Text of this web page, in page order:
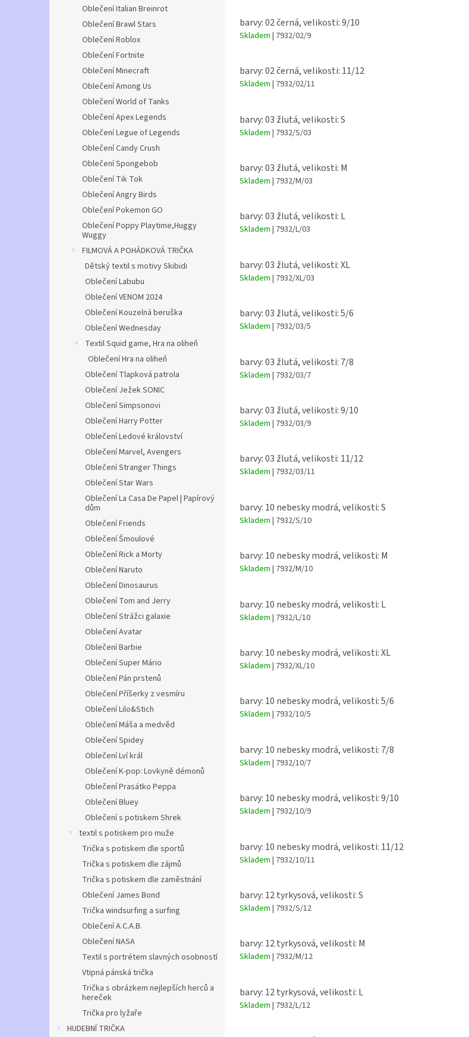
Oblečení Italian Breinrot
Oblečení Brawl Stars
Oblečení Roblox
Oblečení Fortnite
Oblečení Minecraft
Oblečení Among Us
Oblečení World of Tanks
Oblečení Apex Legends
Oblečení Legue of Legends
Oblečení Candy Crush
Oblečení Spongebob
Oblečení Tik Tok
Oblečení Angry Birds
Oblečení Pokemon GO
Oblečení Poppy Playtime,Huggy
Wuggy
FILMOVÁ A POHÁDKOVÁ TRIČKA
Dětský textil s motivy Skibidi
Oblečení Labubu
Oblečení VENOM 2024
Oblečení Kouzelná beruška
Oblečení Wednesday
Textil Squid game, Hra na oliheň
Oblečení Hra na oliheň
Oblečení Tlapková patrola
Oblečení Ježek SONIC
Oblečení Simpsonovi
Oblečení Harry Potter
Oblečení Ledové království
Oblečení Marvel, Avengers
Oblečení Stranger Things
Oblečení Star Wars
Oblečení La Casa De Papel | Papírový
dům
Oblečení Friends
Oblečení Šmoulové
Oblečení Rick a Morty
Oblečení Naruto
Oblečení Dinosaurus
Oblečení Tom and Jerry
Oblečení Strážci galaxie
Oblečení Avatar
Oblečení Barbie
Oblečení Super Mário
Oblečení Pán prstenů
Oblečení Příšerky z vesmíru
Oblečení Lilo&Stich
Oblečení Máša a medvěd
Oblečení Spidey
Oblečení Lví král
Oblečení K-pop: Lovkyně démonů
Oblečení Prasátko Peppa
Oblečení Bluey
Oblečení s potiskem Shrek
textil s potiskem pro muže
Trička s potiskem dle sportů
Trička s potiskem dle zájmů
Trička s potiskem dle zaměstnání
Oblečení James Bond
Trička windsurfing a surfing
Oblečení A.C.A.B.
Oblečení NASA
Textil s portrétem slavných osobností
Vtipná pánská trička
Trička s obrázkem nejlepších herců a
hereček
Trička pro lyžaře
HUDEBNÍ TRIČKA
barvy: 02 černá, velikosti: 9/10
Skladem | 7932/02/9
barvy: 02 černá, velikosti: 11/12
Skladem | 7932/02/11
barvy: 03 žlutá, velikosti: S
Skladem | 7932/S/03
barvy: 03 žlutá, velikosti: M
Skladem | 7932/M/03
barvy: 03 žlutá, velikosti: L
Skladem | 7932/L/03
barvy: 03 žlutá, velikosti: XL
Skladem | 7932/XL/03
barvy: 03 žlutá, velikosti: 5/6
Skladem | 7932/03/5
barvy: 03 žlutá, velikosti: 7/8
Skladem | 7932/03/7
barvy: 03 žlutá, velikosti: 9/10
Skladem | 7932/03/9
barvy: 03 žlutá, velikosti: 11/12
Skladem | 7932/03/11
barvy: 10 nebesky modrá, velikosti: S
Skladem | 7932/S/10
barvy: 10 nebesky modrá, velikosti: M
Skladem | 7932/M/10
barvy: 10 nebesky modrá, velikosti: L
Skladem | 7932/L/10
barvy: 10 nebesky modrá, velikosti: XL
Skladem | 7932/XL/10
barvy: 10 nebesky modrá, velikosti: 5/6
Skladem | 7932/10/5
barvy: 10 nebesky modrá, velikosti: 7/8
Skladem | 7932/10/7
barvy: 10 nebesky modrá, velikosti: 9/10
Skladem | 7932/10/9
barvy: 10 nebesky modrá, velikosti: 11/12
Skladem | 7932/10/11
barvy: 12 tyrkysová, velikosti: S
Skladem | 7932/S/12
barvy: 12 tyrkysová, velikosti: M
Skladem | 7932/M/12
barvy: 12 tyrkysová, velikosti: L
Skladem | 7932/L/12